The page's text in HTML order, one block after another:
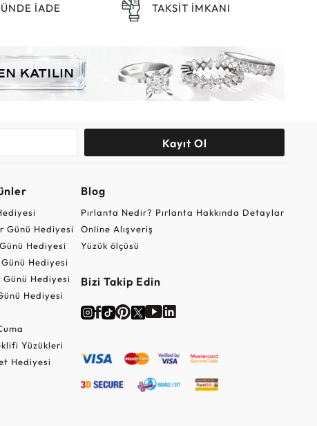
İADE TAKSİT İMKANI
Kayıt Ol
Günü Hediyesi
Hediyesi
Hediyesi
Günü Hediyesi
Hediyesi
Yüzükleri
Hediyesi
Blog
Pırlanta Nedir? Pırlanta Hakkında Detaylar
Online Alışveriş
Yüzük ölçüsü
Bizi Takip Edin